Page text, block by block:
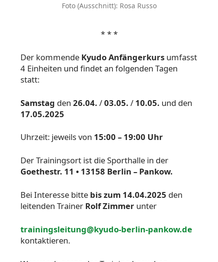
Foto (Ausschnitt): Rosa Russo
* * *
Der kommende Kyudo Anfängerkurs umfasst
4 Einheiten und findet an folgenden Tagen
statt:
Samstag den 26.04. /03.05. / 10.05. und den
17.05.2025
Uhrzeit: jeweils von 15:00 – 19:00 Uhr
Der Trainingsort ist die Sporthalle in der
Goethestr. 11 • 13158 Berlin – Pankow.
Bei Interesse bitte bis zum 14.04.2025 den
leitenden Trainer Rolf Zimmer unter
trainingsleitung@kyudo-berlin-pankow.de
kontaktieren.